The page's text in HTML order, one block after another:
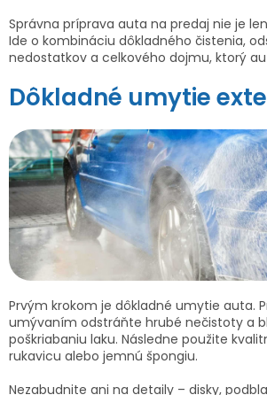
Správna príprava auta na predaj nie je
Ide o kombináciu dôkladného čistenia,
nedostatkov a celkového dojmu, ktorý
Dôkladné umytie
Prvým krokom je dôkladné umytie auta.
umývaním odstráňte hrubé nečistoty a
poškriabaniu laku. Následne použite
rukavicu alebo jemnú špongiu.
Nezabudnite ani na detaily – disky,